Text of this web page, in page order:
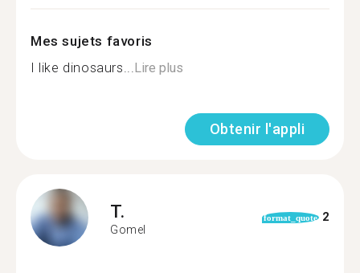
Mes sujets favoris
I like dinosaurs... Lire plus
Obtenir l'appli
T.
Gomel
format_quote 2